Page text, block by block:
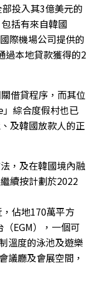
投入其3億美元的
括有來自韓國
際機場公司提供的
過本地貸款獲得的2
借貸程序，而其位
綜合度假村也已
及韓國放款人的正
，及在韓國境內融
續按計劃於2022
佔地170萬平方
EGM），一個可
溫度的泳池及遊樂
議廳及會展空間，